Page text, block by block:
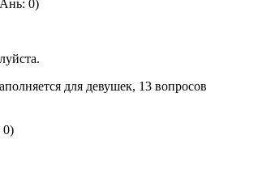
0)
для девушек, 13 вопросов
0)